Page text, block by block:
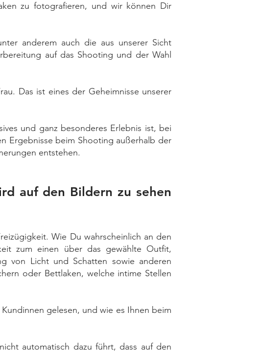
zu fotografieren, und wir können Dir
anderem auch die aus unserer Sicht
auf das Shooting und der Wahl
Das ist eines der Geheimnisse unserer
und ganz besonderes Erlebnis ist, bei
Ergebnisse beim Shooting außerhalb der
entstehen.
auf den Bildern zu sehen
Wie Du wahrscheinlich an den
zum einen über das gewählte Outfit,
von Licht und Schatten sowie anderen
oder Bettlaken, welche intime Stellen
gelesen, und wie es Ihnen beim
automatisch dazu führt, dass auf den